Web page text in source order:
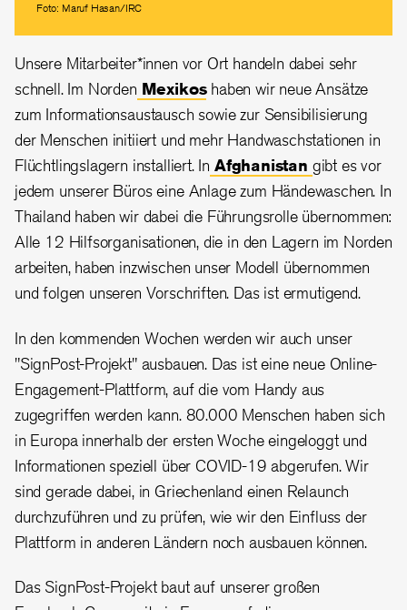
Foto: Maruf Hasan/IRC
Unsere Mitarbeiter*innen vor Ort handeln dabei sehr
schnell. Im Norden Mexikoshaben wir neue Ansätze
zum Informationsaustausch sowie zur Sensibilisierung
der Menschen initiiert und mehr Handwaschstationen in
Flüchtlingslagern installiert. In Afghanistan gibt es vor
jedem unserer Büros eine Anlage zum Händewaschen. In
Thailand haben wir dabei die Führungsrolle übernommen:
Alle 12 Hilfsorganisationen, die in den Lagern im Norden
arbeiten, haben inzwischen unser Modell übernommen
und folgen unseren Vorschriften. Das ist ermutigend.
In den kommenden Wochen werden wir auch unser
"SignPost-Projekt" ausbauen. Das ist eine neue Online-
Engagement-Plattform, auf die vom Handy aus
zugegriffen werden kann. 80.000 Menschen haben sich
in Europa innerhalb der ersten Woche eingeloggt und
Informationen speziell über COVID-19 abgerufen. Wir
sind gerade dabei, in Griechenland einen Relaunch
durchzuführen und zu prüfen, wie wir den Einfluss der
Plattform in anderen Ländern noch ausbauen können.
Das SignPost-Projekt baut auf unserer großen